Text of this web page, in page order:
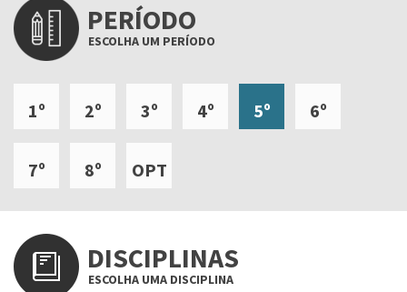
PERÍODO
ESCOLHA UM PERÍODO
1º 2º 3º 4º 5º 6º
7º 8º OPT
DISCIPLINAS
ESCOLHA UMA DISCIPLINA